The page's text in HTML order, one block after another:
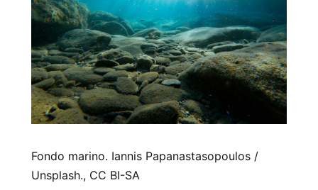
Fondo marino. Iannis Papanastasopoulos /
Unsplash., CC BI-SA